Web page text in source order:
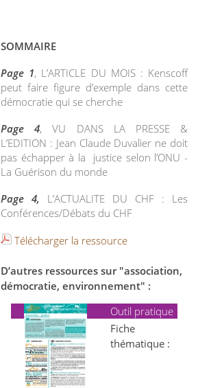
SOMMAIRE
Page 1, L’ARTICLE DU MOIS : Kenscoff
peut faire figure d’exemple dans cette
démocratie qui se cherche
Page 4, VU DANS LA PRESSE &
L’EDITION : Jean Claude Duvalier ne doit
pas échapper à la justice selon l’ONU -
La Guérison du monde
Page 4, L’ACTUALITE DU CHF : Les
Conférences/Débats du CHF
Télécharger la ressource
D’autres ressources sur "association,
démocratie, environnement" :
Outil pratique
Fiche
thématique :